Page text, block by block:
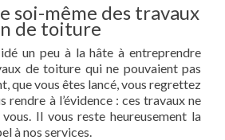
soi-même des travaux
de toiture
un peu à la hâte à entreprendre
de toiture qui ne pouvaient pas
que vous êtes lancé, vous regrettez
rendre à l’évidence : ces travaux ne
Il vous reste heureusement la
à nos services.